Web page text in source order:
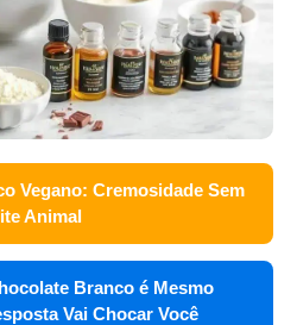
Vegano: Cremosidade Sem
Animal
Branco é Mesmo
Vai Chocar Você